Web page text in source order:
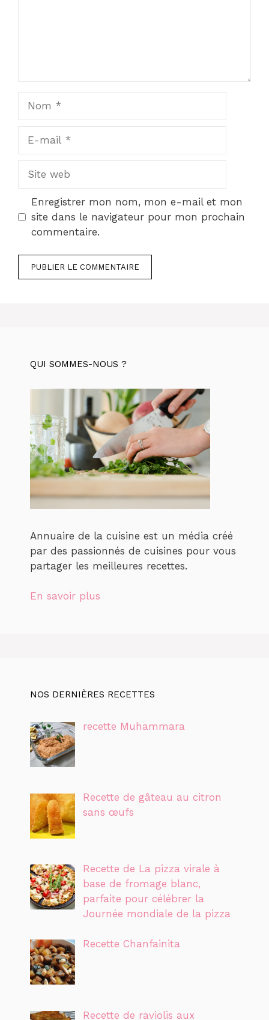
mail
web
Enregistrer mon nom, mon e-mail et mon
site dans le navigateur pour mon prochain
commentaire.
QUI SOMMES-NOUS ?
Annuaire de la cuisine est un média créé
par des passionnés de cuisines pour vous
partager les meilleures recettes.
En savoir plus
NOS DERNIÈRES RECETTES
recette Muhammara
Recette de gâteau au citron
sans œufs
Recette de La pizza virale à
base de fromage blanc,
parfaite pour célébrer la
Journée mondiale de la pizza
Recette Chanfainita
Recette de raviolis aux